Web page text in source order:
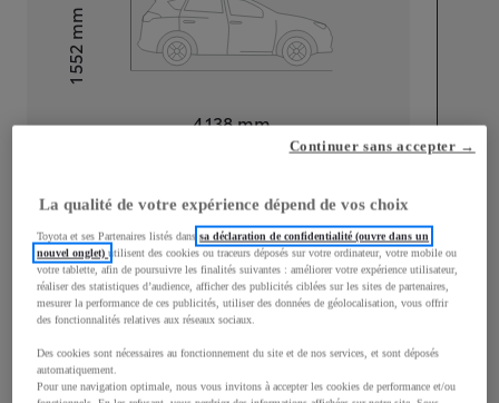
4 138mm
Hauteur1 552
mm
Largeur
1 780mm
Consommation mixte
La qualité de votre expérience dépend de vos choix
Toyota et ses Partenaires listés danssa déclaration de confidentialité (ouvre dans un
nouvel onglet)utilisent des cookies ou traceurs déposés sur votre ordinateur, votre mobile ou
votre tablette, afin de poursuivre les finalités suivantes : améliorer votre expérience utilisateur,
réaliser des statistiques d’audience, afficher des publicités ciblées sur les sites de partenaires,
mesurer la performance de ces publicités, utiliser des données de géolocalisation, vous offrir
des fonctionnalités relatives aux réseaux sociaux.
Des cookies sont nécessaires au fonctionnement du site et de nos services, et sont déposés
automatiquement.
Pour une navigation optimale, nous vous invitons à accepter les cookies de performance et/ou
Continuer sans accepter →